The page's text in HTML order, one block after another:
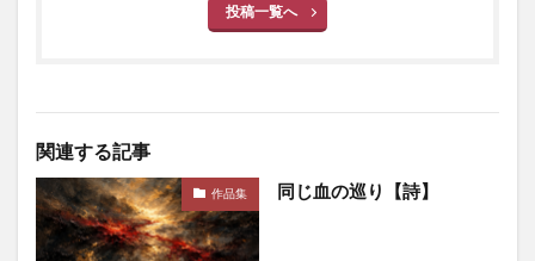
投稿一覧へ
関連する記事
作品集 同じ血の巡り【詩】